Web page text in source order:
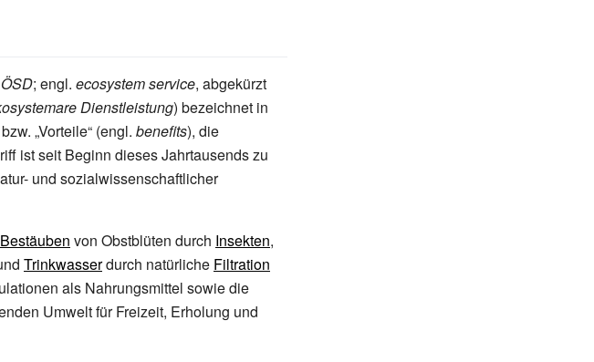
ÖSD; engl. ecosystem service, abgekürzt
Dienstleistung) bezeichnet in
„Vorteile“ (engl. benefits), die
ist seit Beginn dieses Jahrtausends zu
und sozialwissenschaftlicher
Bestäuben von Obstblüten durch Insekten,
Trinkwasserdurch natürliche Filtration
als Nahrungsmittel sowie die
Umwelt für Freizeit, Erholung und